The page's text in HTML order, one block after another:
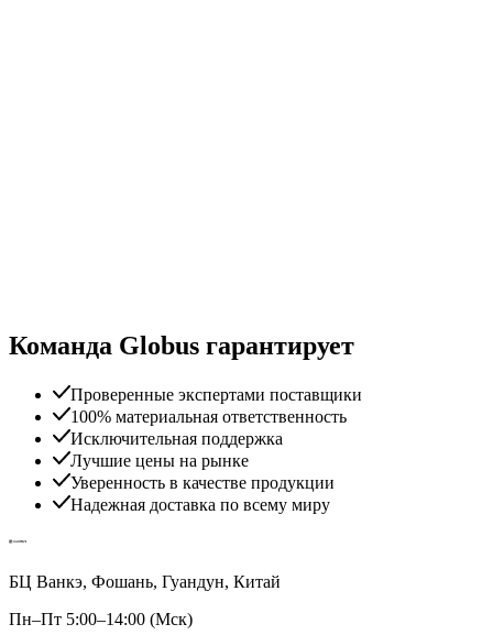
Команда Globus гарантирует
Проверенные экспертами поставщики
100% материальная ответственность
Исключительная поддержка
Лучшие цены на рынке
Уверенность в качестве продукции
Надежная доставка по всему миру
БЦ Ванкэ, Фошань, Гуандун, Китай
Пн–Пт 5:00–14:00 (Мск)